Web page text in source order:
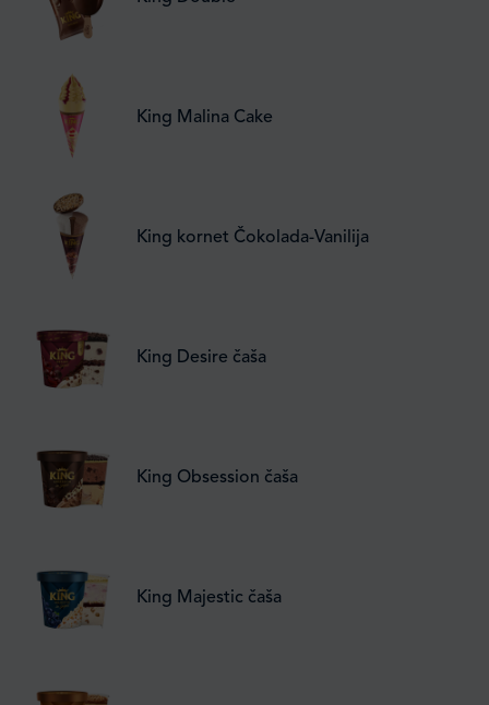
King Malina Cake
King kornet Čokolada-Vanilija
King Desire čaša
King Obsession čaša
King Majestic čaša